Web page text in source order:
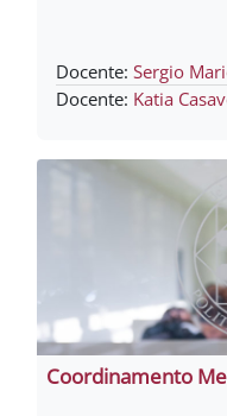
Docente: Sergio
Docente: Katia
Coordinamento